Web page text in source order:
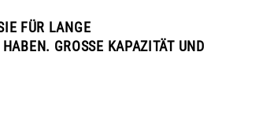
FÜR LANGE
GROSSE KAPAZITÄT UND